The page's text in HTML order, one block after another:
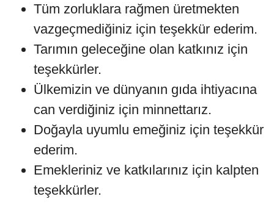
Tüm zorluklara rağmen üretmekten
vazgeçmediğiniz için teşekkür ederim.
Tarımın geleceğine olan katkınız için
teşekkürler.
Ülkemizin ve dünyanın gıda ihtiyacına
can verdiğiniz için minnettarız.
Doğayla uyumlu emeğiniz için teşekkür
ederim.
Emekleriniz ve katkılarınız için kalpten
teşekkürler.